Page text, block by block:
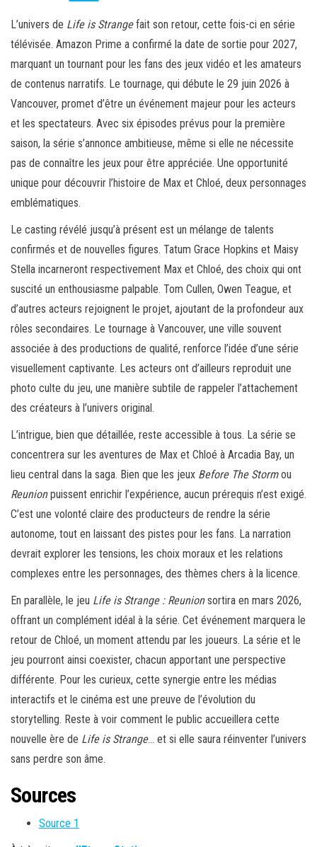
L’univers de Life is Strangefait son retour, cette fois-ci en série
télévisée. Amazon Prime a confirmé la date de sortie pour 2027,
marquant un tournant pour les fans des jeux vidéo et les amateurs
de contenus narratifs. Le tournage, qui débute le 29 juin 2026 à
Vancouver, promet d’être un événement majeur pour les acteurs
et les spectateurs. Avec six épisodes prévus pour la première
saison, la série s’annonce ambitieuse, même si elle ne nécessite
pas de connaître les jeux pour être appréciée. Une opportunité
unique pour découvrir l’histoire de Max et Chloé, deux personnages
emblématiques.
Le casting révélé jusqu’à présent est un mélange de talents
confirmés et de nouvelles figures. Tatum Grace Hopkins et Maisy
Stella incarneront respectivement Max et Chloé, des choix qui ont
suscité un enthousiasme palpable. Tom Cullen, Owen Teague, et
d’autres acteurs rejoignent le projet, ajoutant de la profondeur aux
rôles secondaires. Le tournage à Vancouver, une ville souvent
associée à des productions de qualité, renforce l’idée d’une série
visuellement captivante. Les acteurs ont d’ailleurs reproduit une
photo culte du jeu, une manière subtile de rappeler l’attachement
des créateurs à l’univers original.
L’intrigue, bien que détaillée, reste accessible à tous. La série se
concentrera sur les aventures de Max et Chloé à Arcadia Bay, un
lieu central dans la saga. Bien que les jeux Before The Stormou
Reunionpuissent enrichir l’expérience, aucun prérequis n’est exigé.
C’est une volonté claire des producteurs de rendre la série
autonome, tout en laissant des pistes pour les fans. La narration
devrait explorer les tensions, les choix moraux et les relations
complexes entre les personnages, des thèmes chers à la licence.
En parallèle, le jeu Life is Strange : Reunionsortira en mars 2026,
offrant un complément idéal à la série. Cet événement marquera le
retour de Chloé, un moment attendu par les joueurs. La série et le
jeu pourront ainsi coexister, chacun apportant une perspective
différente. Pour les curieux, cette synergie entre les médias
interactifs et le cinéma est une preuve de l’évolution du
storytelling. Reste à voir comment le public accueillera cette
nouvelle ère de Life is Strange… et si elle saura réinventer l’univers
sans perdre son âme.
Sources
Source 1